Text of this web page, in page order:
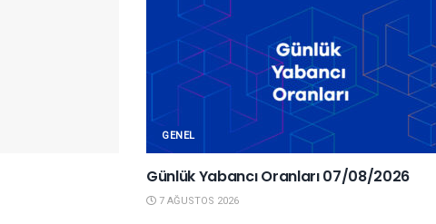
GENEL
Günlük Yabancı Oranları 07/08/2026
7 AĞUSTOS 2026